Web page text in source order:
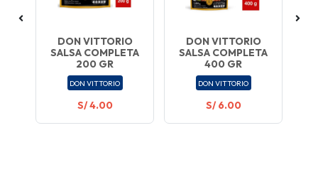
DON VITTORIO
SALSA COMPLETA
200 GR
DON VITTORIO
S/ 4.00
DON VITTORIO
SALSA COMPLETA
400 GR
DON VITTORIO
S/ 6.00